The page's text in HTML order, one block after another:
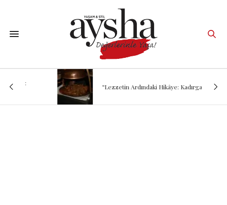
“Lezzetin Ardındaki Hikâye: Kadırgalı”